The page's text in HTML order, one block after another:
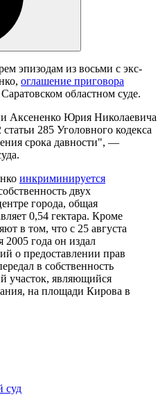
эпизодам из восьми с экс-
оглашение приговора
областном суде.
Аксененко Юрия Николаевича
285 Уголовного кодекса
срока давности", —
инкриминируется
двух
города, общая
0,54 гектара. Кроме
в том, что с 25 августа
2005 года он издал
о предоставлении прав
в собственность
участок, являющийся
на площади Кирова в
суд